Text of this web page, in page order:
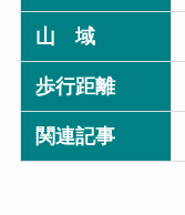
山 域
歩行距離
関連記事